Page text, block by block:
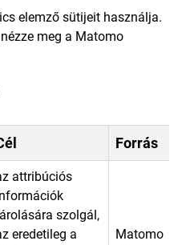
elemző sütijeit használja.
meg a Matomo
Forrás
attribúciós
szolgál,
eredetileg a
Matomo